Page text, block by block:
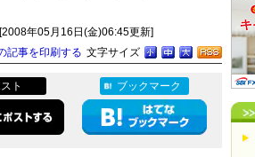
年05月16日(金)06:45更新]
文字サイズ
記事を印刷する
ト ブックマーク